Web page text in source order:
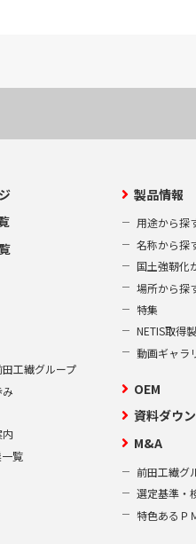
工繊グループ
覧
製品情報
用途から探
名称から探
国土強靭化
場所から探
特集
NETIS取得
動画ギャラ
OEM
資料ダウ
M&A
前田工繊グ
選定基準・
特色あるＰ